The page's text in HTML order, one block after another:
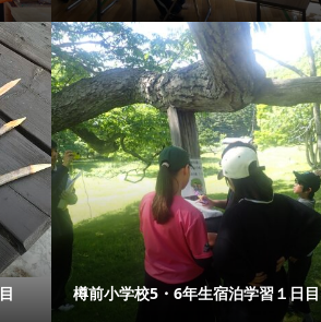
樽前小学校5・6年生宿泊学習１日目